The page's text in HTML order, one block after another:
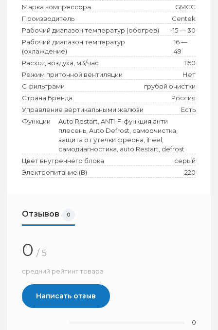
Марка компрессора
GMCC
Производитель
Centek
Рабочий диапазон температур (обогрев)
-15 — 30
Рабочий диапазон температур
(охлаждение)
16 —
49
Расход воздуха, м3/час
1150
Режим приточной вентиляции
Нет
С фильтрами
грубой очистки
Страна Бренда
Россия
Управление вертикальными жалюзи
Есть
Функции
Auto Restart, ANTI-F-функция анти
плесень, Auto Defrost, самоочистка,
защита от утечки фреона, iFeel,
самодиагностика, auto Restart, defrost
Цвет внутреннего блока
серый
Электропитание (В)
220
Отзывов 0
0 / 5
средний рейтинг товара
Написать отзыв
0